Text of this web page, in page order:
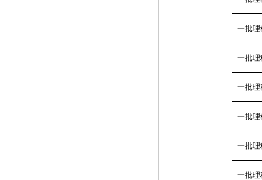
一批理
一批理
一批理
一批理
一批理
一批理